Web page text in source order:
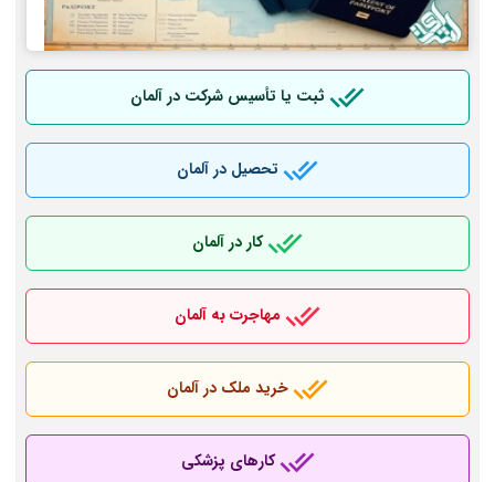
ثبت یا تأسیس شرکت در آلمان
تحصیل در آلمان
کار در آلمان
مهاجرت به آلمان
خرید ملک در آلمان
کارهای پزشکی